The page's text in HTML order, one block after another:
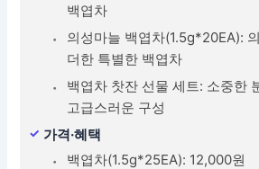
백엽차
의성마늘 백엽차(1.5g*20EA):
더한 특별한 백엽차
백엽차 찻잔 선물 세트: 소중한
고급스러운 구성
가격·혜택
백엽차(1.5g*25EA): 12,000원